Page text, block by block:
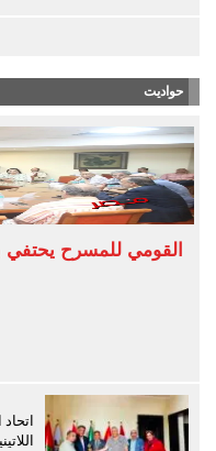
حواديت
القومي للمسرح